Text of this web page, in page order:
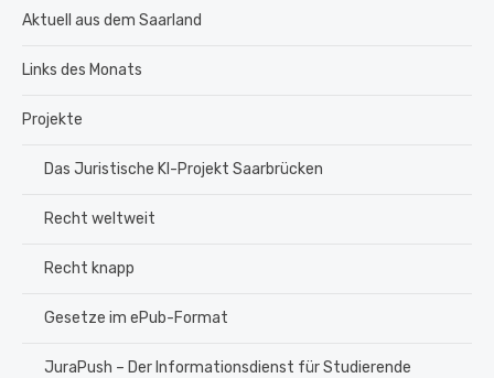
Aktuell aus dem Saarland
Links des Monats
Projekte
Das Juristische KI-Projekt Saarbrücken
Recht weltweit
Recht knapp
Gesetze im ePub-Format
JuraPush – Der Informationsdienst für Studierende